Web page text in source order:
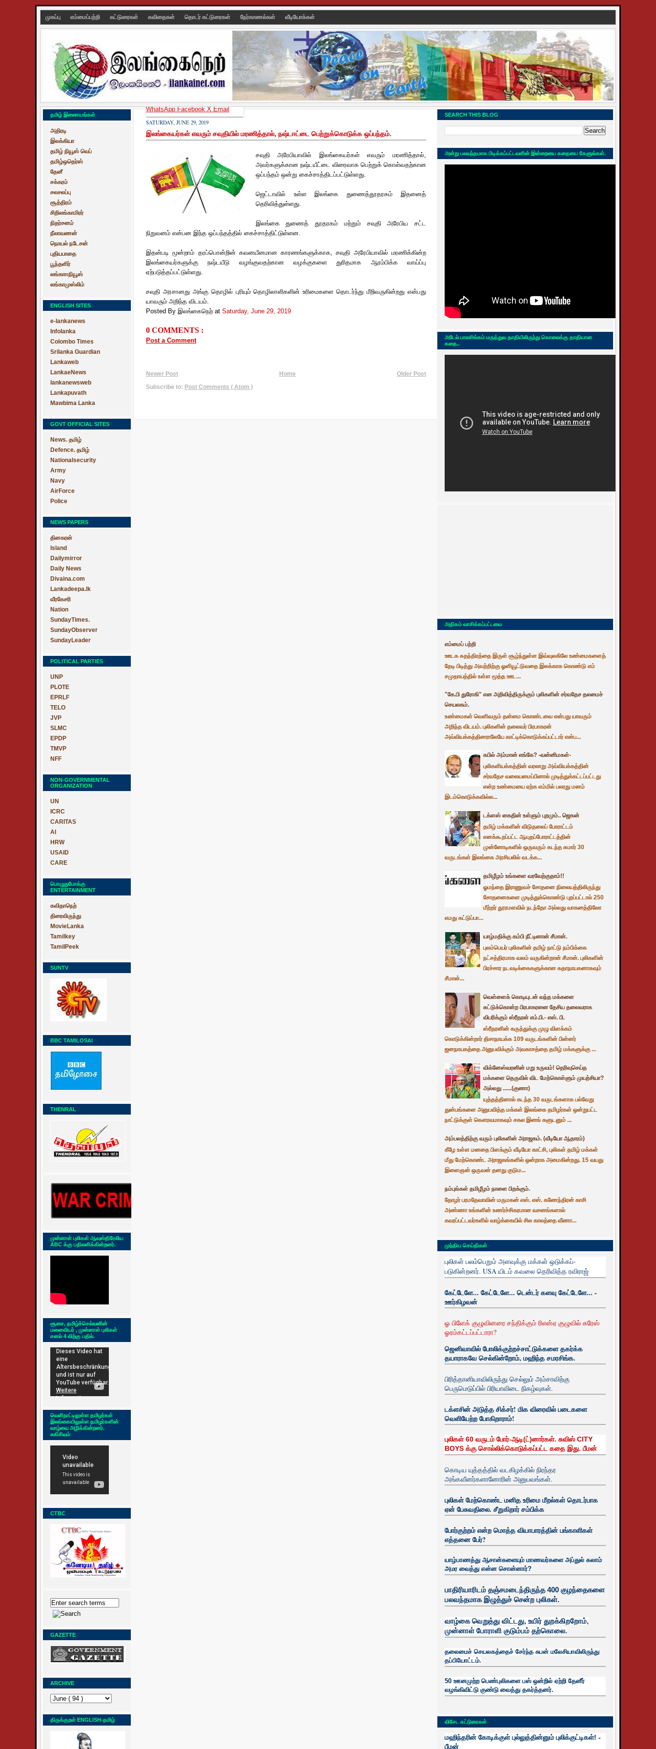
முகப்பு எம்மைப்பற்றி கட்டுரைகள் கவிதைகள் தொடர் கட்டுரைகள் நேர்காணல்கள் வீடியோக்கள்
தமிழ் இணையங்கள்
அதிரடி
இலக்கியா
தமிழ் நியூஸ் வெப்
தமிழ்ஒதெர்ஸ்
தேனீ
சக்கரம்
சலசலப்பு
சூத்திரம்
சிறிலங்காமிரர்
நிதர்சனம்
நீலாவணன்
நொயல் நடேசன்
புதியபாதை
பூந்தளிர்
லங்காஈநியூஸ்
லங்காமுஸ்லிம்
ENGLISH SITES
e-lankanews
Infolanka
Colombo Times
Srilanka Guardian
Lankaweb
LankaeNews
lankanewsweb
Lankapuvath
Mawbima Lanka
GOVT OFFICIAL SITES
News. தமிழ்
Defence. தமிழ்
Nationalsecurity
Army
Navy
AirForce
Police
NEWS PAPERS
தினகரன்
Island
Dailymirror
Daily News
Divaina.com
Lankadeepa.lk
வீரகேசரி
Nation
SundayTimes.
SundayObserver
SundayLeader
POLITICAL PARTIES
UNP
PLOTE
EPRLF
TELO
JVP
SLMC
EPDP
TMVP
NFF
NON-GOVERNMENTAL
ORGANIZATION
UN
ICRC
CARITAS
AI
HRW
USAID
CARE
பொழுதுபோக்கு
ENTERTAINMENT
கவிதாநெற்
திரைவிருந்து
MovieLanka
Tamilkey
TamilPeek
SUNTV
BBC TAMILOSAI
THENRAL
முன்னாள் புலிகள் ஆவுஸ்திரேலிய
ABC க்கு பதிலளிக்கின்றனர்.
சூசை, தமிழ்ச்செல்வனின்
மனைவியர் , முன்னாள் புலிகள்
சனல் 4 விற்கு பதில்.
வெளிநாட்டிலுள்ள தமிழர்கள்
இலங்கையிலுள்ள தமிழர்களின்
வாழ்வை அழிக்கின்றனர்.
சுகிசிவம்
CTBC
GAZETTE
ARCHIVE
திருக்குறள் ENGLISH-தமிழ்
SATURDAY, JUNE 29, 2019
இலங்கையர்கள் எவரும் சவுதியில் மரணித்தால், நஷ்டஈட்டை பெற்றுக்கொடுக்க ஒப்பந்தம்.
சவுதி அரேபியாவில் இலங்கையர்கள் எவரும் மரணித்தால்,
அவர்களுக்கான நஷ்டயீட்டை விரைவாக பெற்றுக் கொள்வதற்கான
ஒப்பந்தம் ஒன்று கைச்சாத்திடப்பட்டுள்ளது.
ஜெட்டாவில் உள்ள இலங்கை துணைத்தூதரகம் இதனைத்
தெரிவித்துள்ளது.
இலங்கை துணைத் தூதரகம் மற்றும் சவுதி அரேபிய சட்ட
நிறுவனம் என்பன இந்த ஒப்பந்தத்தில் கைச்சாத்திட்டுள்ளன.
இதன்படி மூன்றாம் தரப்பொன்றின் கவனயீனமான காரணங்களுக்காக, சவுதி அரேபியாவில் மரணிக்கின்ற
இலங்கையர்களுக்கு நஷ்டயீடு வழங்குவதற்கான வழக்குகளை துரிதமாக ஆரம்பிக்க வாய்ப்பு
ஏற்படுத்தப்பட்டுள்ளது.
சவுதி அரசானது அங்கு தொழில் புரியும் தொழிலாளிகளின் உரிமைகளை தொடர்ந்து மீறிவருகின்றது என்பது
யாவரும் அறிந்த விடயம்.
Posted By இலங்கைநெற் at Saturday, June 29, 2019
0 COMMENTS :
Post a Comment
Newer Post Older Post
Home
Subscribe to: Post Comments ( Atom )
WhatsAppFacebookXEmail
SEARCH THIS BLOG
அன்று பலவந்தமாக பிடிக்கப்பட்டவளின் இன்றையை கதையை கேளுங்கள்.
அடேல் பாலசிங்கம் மருத்துவ தாதியிலிருந்து கொலைக்கு தாதியான
கதை..
அதிகம் வாசிக்கப்பட்டவை
எம்மைப் பற்றி
ஊடக சுதந்திரத்தை இருள் சூழ்ந்துள்ள இவ்வுலகிலே உண்மைகளைத்
தேடி பிடித்து அவற்றிற்கு ஓளியூட்டுவதை இலக்காக கொண்டு எம்
சமுதாயத்தில் உள்ள மூத்த ஊட...
"கே.பி துரோகி" என அறிவித்திருக்கும் புலிகளின் சர்வதேச தலமைச்
செயலகம்.
உண்மைகள் வெளிவரும் தன்மை கொண்டவை என்பது யாவரும்
அறிந்த விடயம். புலிகளின் தலைவர் பிரபாகரன்
அவ்வியக்கத்தினராலேயே காட்டிக்கொடுக்கப்பட்டார் என்ப...
கபில் அம்மான் எங்கே? -வன்னிமகள்-
புலிகளியக்கத்தின் வரலாறு அவ்வியக்கத்தின்
சர்வதேச வலையமைப்பினால் முடித்துக்கட்டப்பட்டது
என்ற உண்மையை ஏற்க எம்மில் பலரது மனம்
இடம்கொடுக்கவில்ல...
டக்ளஸ் கைதின் உள்ளும் புறமும்.. ஜெகன்
தமிழ் மக்களின் விடுதலைப் போராட்டம்
எனக்கூறப்பட்ட ஆயுதப்போராட்டத்தின்
முன்னோடிகளில் ஒருவரும் கடந்த சுமார் 30
வருடங்கள் இலங்கை அரசியலில் வடக்க...
தமிழீழம் உங்களை வரவேற்குதாம்!!
ஓமந்தை இராணுவச் சோதனை நிலையத்திலிருந்து
சோதனைகளை முடித்துக்கொண்டு புறப்பட்டால் 250
மீற்றர் தூரமளவில் நடந்தோ அல்லது வாகனத்திலோ
எமது கட்டுப்பா...
யாழ்மதிக்கு கம்பி நீட்டினான் சீமான்.
புலம்பெயர் புலிகளின் தமிழ் நாட்டு நம்பிக்கை
நட்சத்திரமாக வலம் வருகின்றான் சீமான். புலிகளின்
பிரச்சார நடவடிக்கைகளுக்கான கதாநாயகனாகவும்
சீமான்...
வெள்ளைக் கொடியுடன் வந்த மக்களை
சுட்டுக்கொன்ற பிரபாகரனை தேசிய தலைவராக
விபரிக்கும் ஸ்ரீதரன் எம்.பி.- எஸ். பி.
ஸ்ரீதரனின் கருத்துக்கு முழு விளக்கம்
கொடுக்கின்றார் திசாநாயக்க 109 வருடங்களின் பின்னர்
ஜனநாயகத்தை அனுபவிக்கும் அவகாசத்தை தமிழ் மக்களுக்கு ...
விக்னேஸ்வரனின் மறு உருவம்! தெரிவுசெய்த
மக்களை தெருவில் விட மேற்கொள்ளும் முயற்சியா?
அல்லது ......(குணா)
யுத்தத்தினால் கடந்த 30 வருடங்களாக பல்வேறு
துன்பங்களை அனுபவித்த மக்கள் இலங்கை தமிழர்கள் ஒன்றுபட்ட
நாட்டுக்குள் கௌரவமாகவும் சகல இனங் களுடனும் ...
அம்பலத்திற்கு வரும் புலிகளின் அராஜகம். (வீடியோ ஆதாரம்)
கீழே உள்ள மனதை பிளக்கும் வீடியோ காட்சி, புலிகள் தமிழ் மக்கள்
மீது மேற்கொண்ட அராஜகங்களில் ஒன்றாக அமைகின்றது. 15 வயது
இளைஞன் ஒருவன் தனது குடும...
நம்புங்கள் தமிழீழம் நாளை பிறக்கும்.
தோழர் பரமதேவாவின் மருமகன் எஸ். எஸ். கணேந்திரன் காசி
அண்ணா உங்களின் உணர்ச்சிகரமான வசனங்களால்
கவரப்பட்டவர்களில் வாழ்க்கையில் சில காலத்தை வீணா...
முந்திய செய்திகள்
புலிகள் பலம்பெறும் அளவுக்கு மக்கள் ஒடுக்கப்-
படுகின்றனர். USA யிடம் கவலை தெரிவித்த ரவிராஜ்
கேட்டேளே... கேட்டேளே... டென்டர் களவு கேட்டேளே... -
ஊர்கிழவன்
ஓ பிளேக் குழுவினரை சந்திக்கும் ரிஎன்ஏ குழுவில் சுரேஸ்
ஓரம்கட்டப்பட்டாரா?
ஜெனிவாவில் போலிக்குற்றச்சாட்டுக்களை தகர்க்க
தயாராகவே செல்கின்றோம், மஹிந்த சமரசிங்க.
பிரித்தானியாவிலிருந்து செல்லும் அம்சாவிற்கு
பெருமெடுப்பில் பிரியாவிடை நிகழ்வுகள்.
டக்ளசின் அடுத்த சிக்சர்! மிக விரைவில் படைகளை
வெளியேற்ற போகிறாராம்!
புலிகள் 60 வருடம் போர்-ஆடி(ட்)னார்கள். சுவிஸ் CITY
BOYS க்கு சொல்லிக்கொடுக்கப்பட்ட கதை இது. பீமன்
கொடிய யுத்தத்தில் வடகிழக்கில் நிரந்தர
அங்கவீனர்களானோரின் அனுபவங்கள்.
புலிகள் மேற்கொண்ட மனித உரிமை மீறல்கள் தொடர்பாக
ஏன் பேசுவதிலை. சீறுகிறார் சம்பிக்க
போர்குற்றம் என்ற மொத்த வியாபாரத்தின் பங்காளிகள்
எத்தனை பேர்?
யாழ்பாணத்து ஆசான்களையும் மாணவர்களை அப்துல் கலாம்
அமர வைத்து என்ன சொன்னார்?
பாதிரியாரிடம் தஞ்சமடைந்திருந்த 400 குழந்தைகளை
பலவந்தமாக இழுத்துச் சென்ற புலிகள்.
வாழ்கை வெறுத்து விட்டது, உயிர் துறக்கிறறோம்,
முன்னாள் போராளி குடும்பம் தற்கொலை.
தலைமைச் செயலகத்தைச் சேர்ந்த சுபன் மலேசியாவிலிருந்து
தப்பியோட்டம்.
50 ஊனமுற்ற பெண்புலிகளை பஸ் ஒன்றில் ஏற்றி தேனீர்
வழங்கிவிட்டு குண்டு வைத்து தகர்த்தனர்.
விசேட கட்டுரைகள்
மஹிந்தரின் கோடிக்குள் புல்லுத்தின்னும் புலிக்குட்டிகள்! -
பீமன்